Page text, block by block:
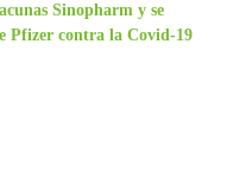
Sinopharm y se
Pfizer contra la Covid-19